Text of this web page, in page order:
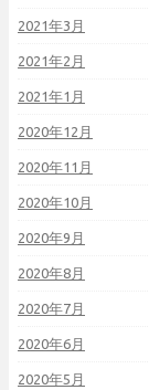
2021年3月
2021年2月
2021年1月
2020年12月
2020年11月
2020年10月
2020年9月
2020年8月
2020年7月
2020年6月
2020年5月